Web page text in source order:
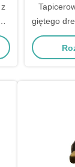
giętego